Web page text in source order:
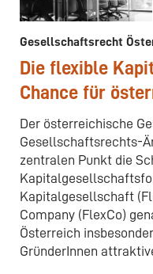
Gesellschaftsrecht
Die flexible
Chance für
Der österreichische
Gesellschaftsrechts-
zentralen Punkt die
Kapitalgesellschaft
Company (FlexCo)
Österreich
GründerInnen